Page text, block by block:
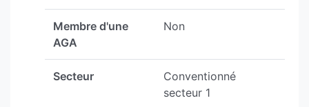
Membre d'une
AGA
Non
Secteur
Conventionné
secteur 1